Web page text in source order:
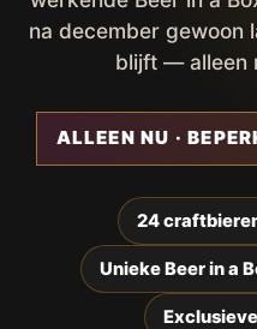
na december gewoon
blijft — alleen
ALLEEN NU ·
24
Unieke Beer in a